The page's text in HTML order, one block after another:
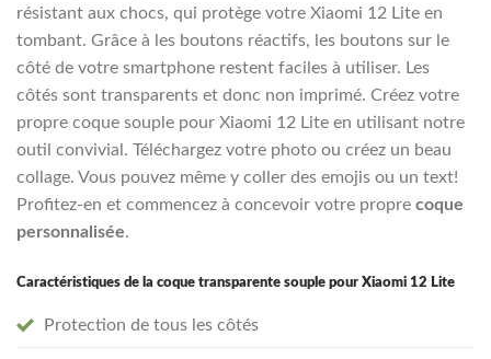
résistant aux chocs, qui protège votre Xiaomi 12 Lite en
tombant. Grâce à les boutons réactifs, les boutons sur le
côté de votre smartphone restent faciles à utiliser. Les
côtés sont transparents et donc non imprimé. Créez votre
propre coque souple pour Xiaomi 12 Lite en utilisant notre
outil convivial. Téléchargez votre photo ou créez un beau
collage. Vous pouvez même y coller des emojis ou un text!
Profitez-en et commencez à concevoir votre propre coque
personnalisée.
Caractéristiques de la coque transparente souple pour Xiaomi 12 Lite
Protection de tous les côtés